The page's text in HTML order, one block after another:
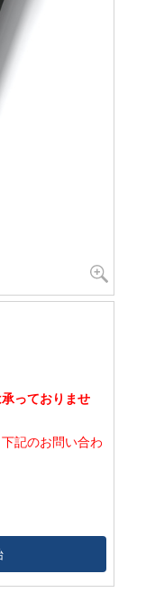
っておりませ
記のお問い合わ